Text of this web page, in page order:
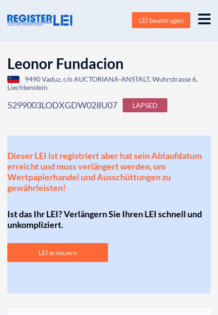
LEI beantragen
Leonor Fundacion
9490 Vaduz, c/o AUCTORIANA-ANSTALT, Wuhrstrasse 6,
Liechtenstein
5299003LODXGDW028U07 LAPSED
Dieser LEI ist registriert aber hat sein Ablaufdatum
erreicht und muss verlängert werden, um
Wertpapierhandel und Ausschüttungen zu
gewährleisten!
Ist das Ihr LEI? Verlängern Sie Ihren LEI schnell und
unkompliziert.
LEI erneuern